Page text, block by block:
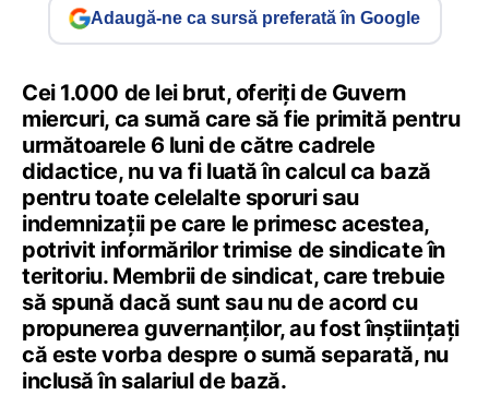
Adaugă-ne ca sursă preferată în Google
Cei 1.000 de lei brut, oferiți de Guvern
miercuri, ca sumă care să fie primită pentru
următoarele 6 luni de către cadrele
didactice, nu va fi luată în calcul ca bază
pentru toate celelalte sporuri sau
indemnizații pe care le primesc acestea,
potrivit informărilor trimise de sindicate în
teritoriu. Membrii de sindicat, care trebuie
să spună dacă sunt sau nu de acord cu
propunerea guvernanților, au fost înștiințați
că este vorba despre o sumă separată, nu
inclusă în salariul de bază.